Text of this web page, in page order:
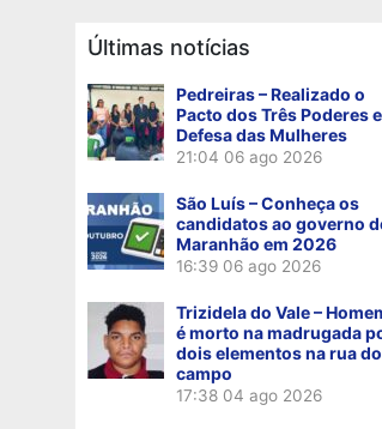
Últimas notícias
Pedreiras – Realizado o
Pacto dos Três Poderes
Defesa das Mulheres
21:04 06 ago 2026
São Luís – Conheça os
candidatos ao governo
Maranhão em 2026
16:39 06 ago 2026
Trizidela do Vale –
é morto na madrugada
dois elementos na rua do
campo
17:38 04 ago 2026